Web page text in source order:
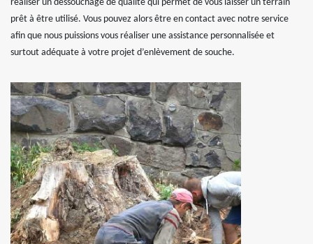
réaliser un dessouchage de qualité qui permet de vous laisser un terrain
prêt à être utilisé. Vous pouvez alors être en contact avec notre service
afin que nous puissions vous réaliser une assistance personnalisée et
surtout adéquate à votre projet d’enlèvement de souche.